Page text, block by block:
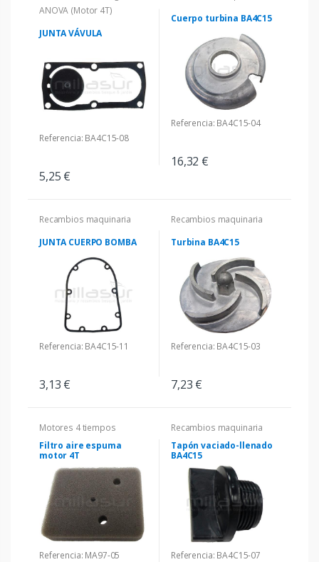
ANOVA (Motor 4T)
JUNTA VÁVULA
Referencia: BA4C15-08
5,25 €
Cuerpo turbina BA4C15
Referencia: BA4C15-04
16,32 €
Recambios maquinaria
JUNTA CUERPO BOMBA
Referencia: BA4C15-11
3,13 €
Recambios maquinaria
Turbina BA4C15
Referencia: BA4C15-03
7,23 €
Motores 4 tiempos
Filtro aire espuma
motor 4T
Referencia: MA97-05
Recambios maquinaria
Tapón vaciado-llenado
BA4C15
Referencia: BA4C15-07